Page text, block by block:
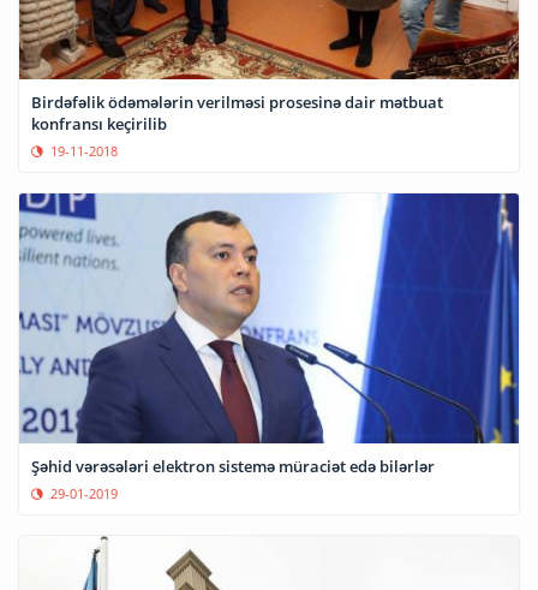
Birdəfəlik ödəmələrin verilməsi prosesinə dair mətbuat
konfransı keçirilib
19-11-2018
Şəhid vərəsələri elektron sistemə müraciət edə bilərlər
29-01-2019